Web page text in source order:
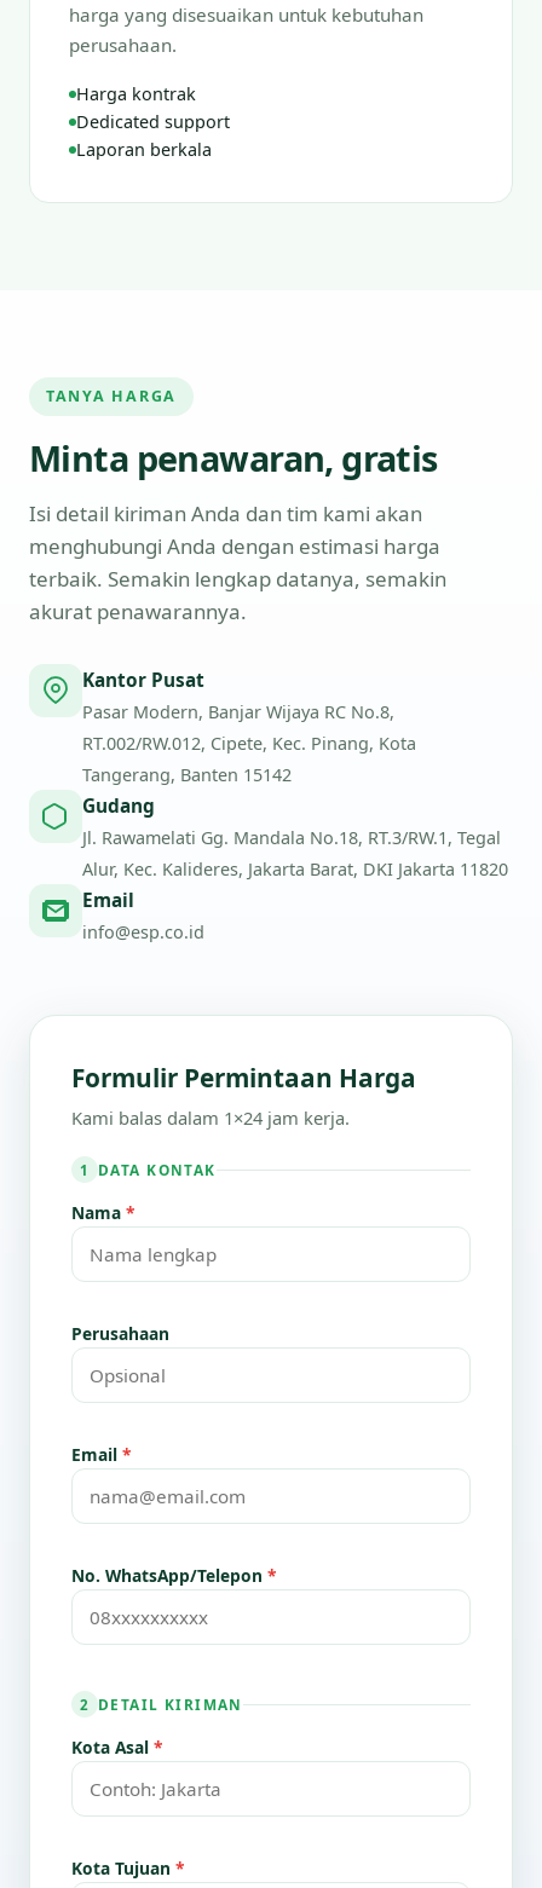
harga yang disesuaikan untuk kebutuhan
perusahaan.
Harga kontrak
Dedicated support
Laporan berkala
TANYA HARGA
Minta penawaran, gratis
Isi detail kiriman Anda dan tim kami akan
menghubungi Anda dengan estimasi harga
terbaik. Semakin lengkap datanya, semakin
akurat penawarannya.
Kantor Pusat
Pasar Modern, Banjar Wijaya RC No.8,
RT.002/RW.012, Cipete, Kec. Pinang, Kota
Tangerang, Banten 15142
Gudang
Jl. Rawamelati Gg. Mandala No.18, RT.3/RW.1, Tegal
Alur, Kec. Kalideres, Jakarta Barat, DKI Jakarta 11820
Email
info@esp.co.id
Formulir Permintaan Harga
Kami balas dalam 1×24 jam kerja.
1 DATA KONTAK
Nama *
Perusahaan
Email *
No. WhatsApp/Telepon *
2 DETAIL KIRIMAN
Kota Asal *
Kota Tujuan *